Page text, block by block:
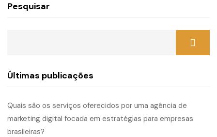
Pesquisar
Últimas publicações
Quais são os serviços oferecidos por uma agência de
marketing digital focada em estratégias para empresas
brasileiras?